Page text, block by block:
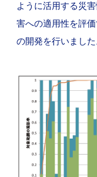
ように活用する災
害への適用性を評
の開発を行いました